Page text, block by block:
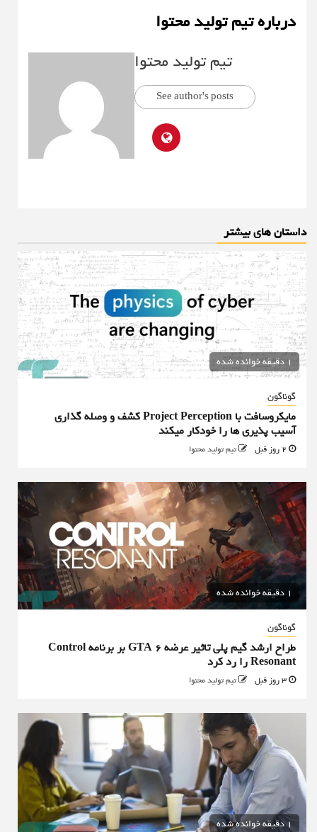
درباره تیم تولید محتوا
تیم تولید محتوا
See author's posts
داستان های بیشتر
1 دقیقه خوانده شده
گوناگون
مایکروسافت با Project Perception کشف و وصله گذاری
آسیب پذیری ها را خودکار میکند
تیم تولید محتوا
1 دقیقه خوانده شده
گوناگون
طراح ارشد گیم پلی تاثیر عرضه GTA 6 بر برنامه Control
Resonant را رد کرد
تیم تولید محتوا
1 دقیقه خوانده شده